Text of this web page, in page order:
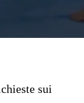
sui